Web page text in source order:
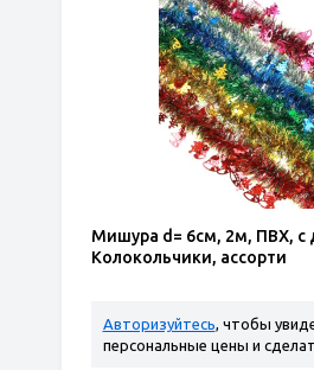
Мишура d= 6см, 2м, ПВХ, с
Колокольчики, ассорти
Авторизуйтесь, чтобы
персональные цены и